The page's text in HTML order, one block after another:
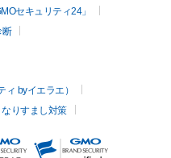
セキュリティ24」
断
byイエラエ）
なりすまし対策